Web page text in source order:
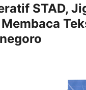
STAD,